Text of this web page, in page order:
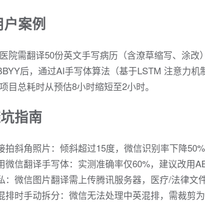
户案例
院需翻译50份英文手写病历（含潦草缩写、涂
后，通过AI手写体算法（基于LSTM 注意力
目总耗时从预估8小时缩短至2小时。
指南
拍斜角照片：倾斜超过15度，微信识别率下降50%
微信翻译手写体：实测准确率仅60%，建议改用
：微信图片翻译需上传腾讯服务器，医疗/法律文
排时手动拆分：微信无法处理中英混排，需裁剪